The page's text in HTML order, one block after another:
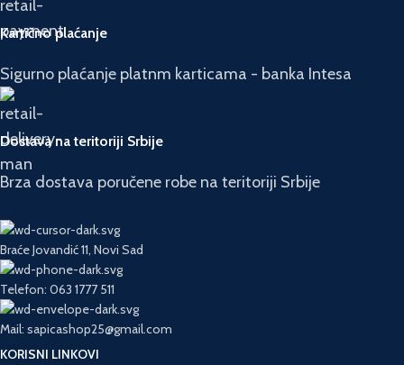
Kartično plaćanje
Sigurno plaćanje platnm karticama - banka Intesa
Dostava na teritoriji Srbije
Brza dostava poručene robe na teritoriji Srbije
Braće Jovandić 11, Novi Sad
Telefon: 063 1777 511
Mail: sapicashop25@gmail.com
KORISNI LINKOVI